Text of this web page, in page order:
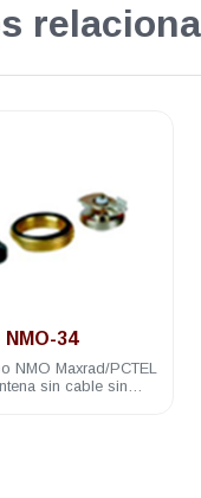
NMO-34
NMO Maxrad/PCTEL
sin cable sin